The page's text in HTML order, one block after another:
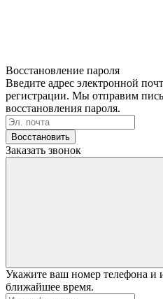
Восстановление пароля
Введите адрес электронной
регистрации. Мы отправим
восстановления пароля.
Восстановить
Заказать звонок
Укажите ваш номер телефона
ближайшее время.